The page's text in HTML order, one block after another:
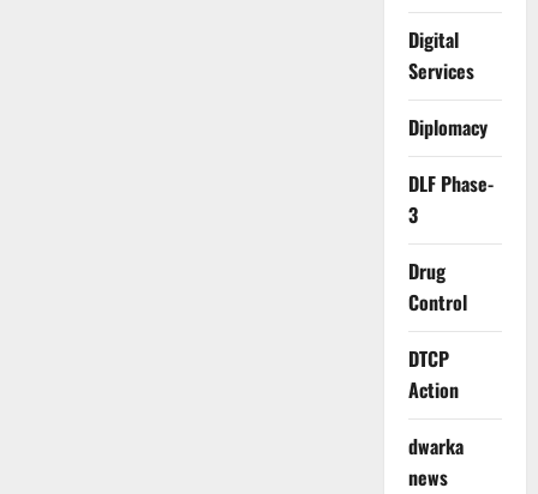
Digital
Services
Diplomacy
DLF Phase-
3
Drug
Control
DTCP
Action
dwarka
news